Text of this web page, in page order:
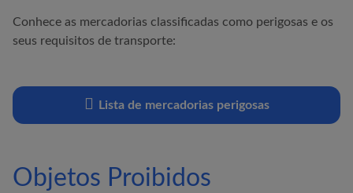
Conhece as mercadorias classificadas como perigosas e os
seus requisitos de transporte:
Lista de mercadorias perigosas
Objetos Proibidos